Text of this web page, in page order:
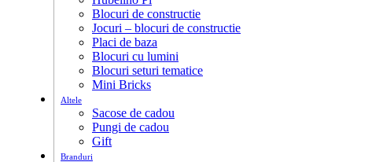
Blocuri de constructie
Jocuri – blocuri de constructie
Placi de baza
Blocuri cu lumini
Blocuri seturi tematice
Mini Bricks
Altele
Sacose de cadou
Pungi de cadou
Gift
Branduri